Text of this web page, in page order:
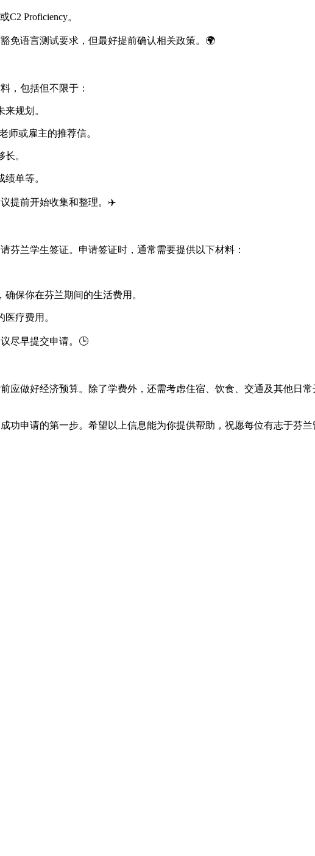
C2 Proficiency。
免语言测试要求，但最好提前确认相关政策。🌍
，包括但不限于：
来规划。
师或雇主的推荐信。
。
绩单等。
提前开始收集和整理。✈️
芬兰学生签证。申请签证时，通常需要提供以下材料：
确保你在芬兰期间的生活费用。
疗费用。
尽早提交申请。🕒
应做好经济预算。除了学费外，还需考虑住宿、饮食、交通及其他日
功申请的第一步。希望以上信息能为你提供帮助，祝愿每位有志于芬